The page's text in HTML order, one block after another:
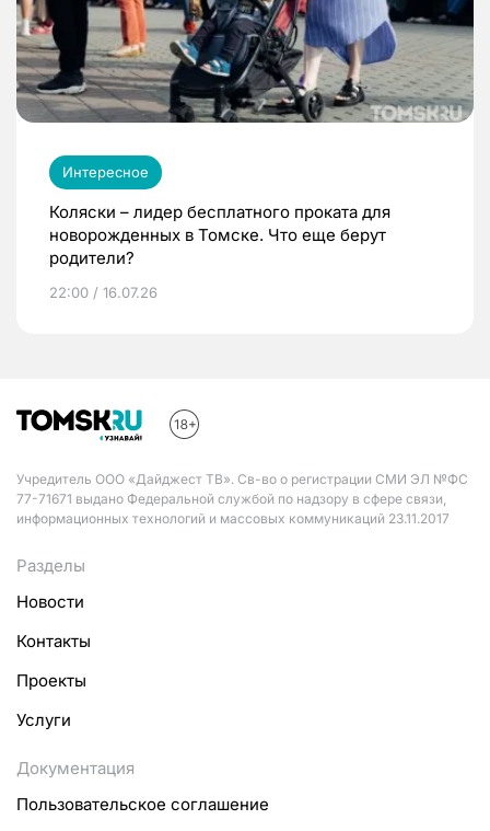
Интересное
Коляски – лидер бесплатного проката для
новорожденных в Томске. Что еще берут
родители?
22:00 / 16.07.26
Учредитель ООО «Дайджест ТВ». Св-во о регистрации СМИ ЭЛ №ФС
77-71671 выдано Федеральной службой по надзору в сфере связи,
информационных технологий и массовых коммуникаций 23.11.2017
Разделы
Новости
Контакты
Проекты
Услуги
Документация
Пользовательское соглашение